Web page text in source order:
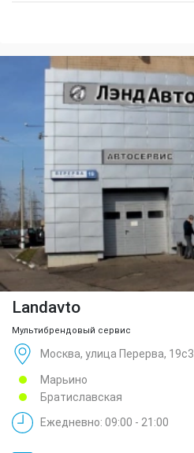
Landavto
Мультибрендовый сервис
Москва, улица Перерва, 19с3
Марьино
Братиславская
Ежедневно: 09:00 - 21:00